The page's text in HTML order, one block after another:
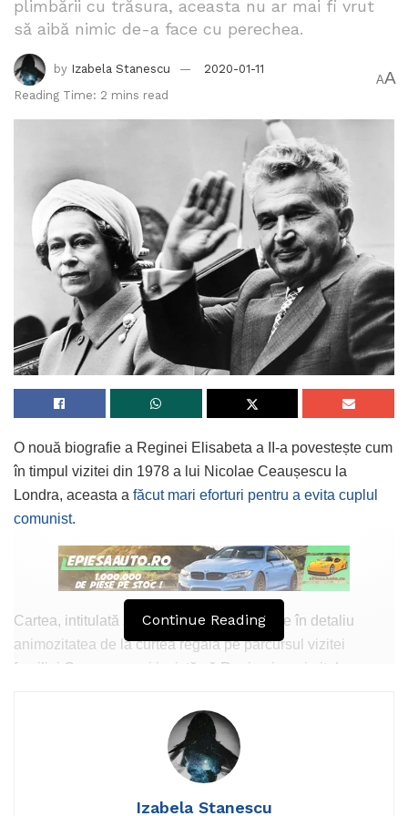
plimbării cu trăsura, aceasta nu ar mai fi vrut
să aibă nimic de-a face cu perechea.
by Izabela Stanescu
2020-01-11
Reading Time: 2 mins read
AA
O nouă biografie a Reginei Elisabeta a II-a povestește cum
în timpul vizitei din 1978 a lui Nicolae Ceaușescu la
Londra, aceasta a făcut mari eforturi pentru a evita cuplul
comunist.
Cartea, intitulată „Regina lumii”, povestește în detaliu
animozitatea de la curtea regală pe parcursul vizitei
familiei Ceaușescu și insistă că Regina i-a primit doar
ce a făcut pe gazda în timpul banchetului tradițional și
plimbării cu trăsura, aceasta nu ar mai fi vrut să aibă nimic
Ba chiar, într-o zi în timpul vizitei, când aceasta își plimba
Continue Reading
Izabela Stanescu